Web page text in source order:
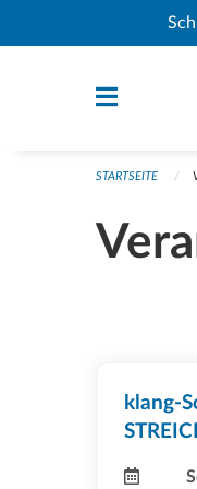
Navigation überspringen
STARTSEITE
klang-